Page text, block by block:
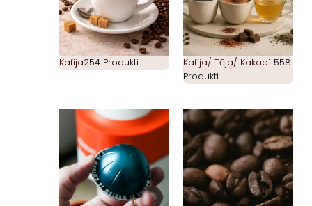
Kafija254 Produkti Kafija/ Tēja/ Kakao1 558
Produkti